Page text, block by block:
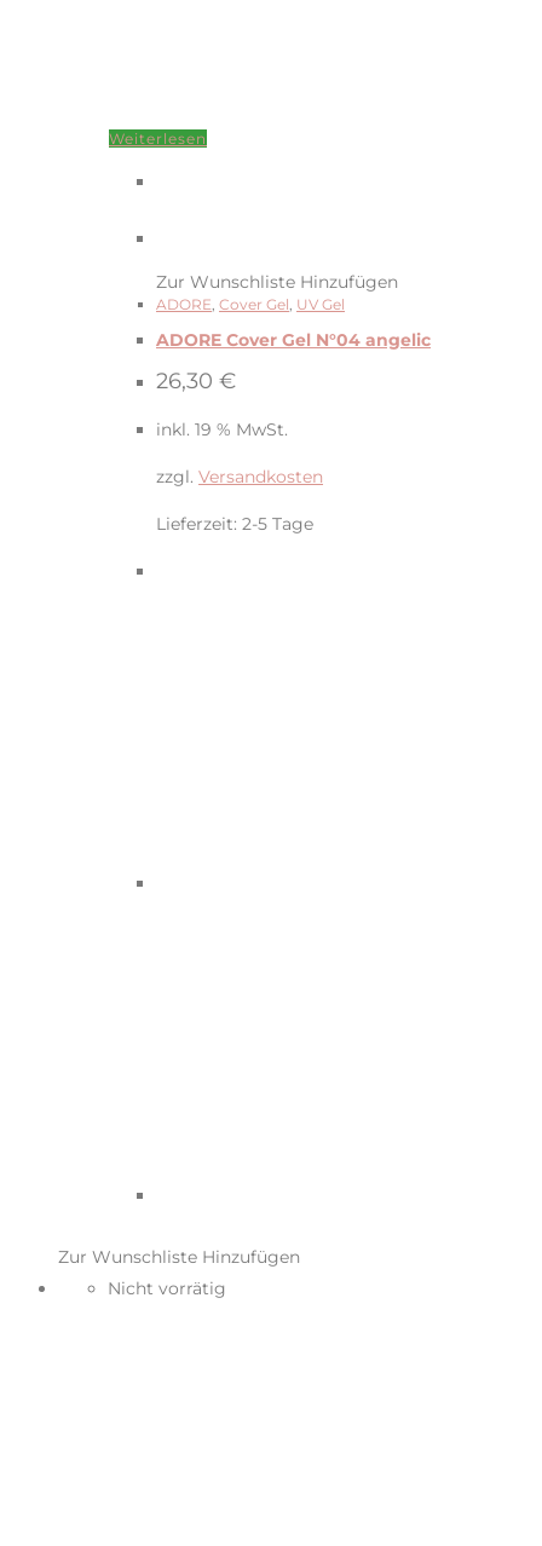
Weiterlesen
Zur Wunschliste Hinzufügen
ADORE Cover Gel UV Gel
ADORE Cover Gel N°04 angelic
26,30 €
inkl. 19 % MwSt.
zzgl. Versandkosten
Lieferzeit: 2-5 Tage
Zur Wunschliste Hinzufügen
Nicht vorrätig